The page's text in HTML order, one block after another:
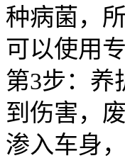
种病菌，
可以使用
第3步：养
到伤害，
渗入车身